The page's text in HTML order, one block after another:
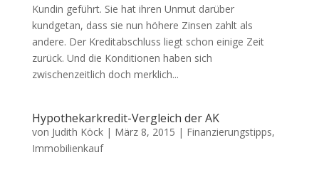
Kundin geführt. Sie hat ihren Unmut darüber
kundgetan, dass sie nun höhere Zinsen zahlt als
andere. Der Kreditabschluss liegt schon einige Zeit
zurück. Und die Konditionen haben sich
zwischenzeitlich doch merklich...
Hypothekarkredit-Vergleich der AK
von Judith Köck| März 8, 2015 | Finanzierungstipps,
Immobilienkauf